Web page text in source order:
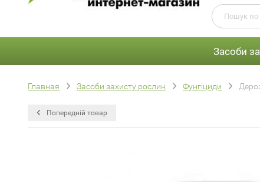
Засоби
Главная Засоби захисту рослин Фунгіциди
Попередній товар